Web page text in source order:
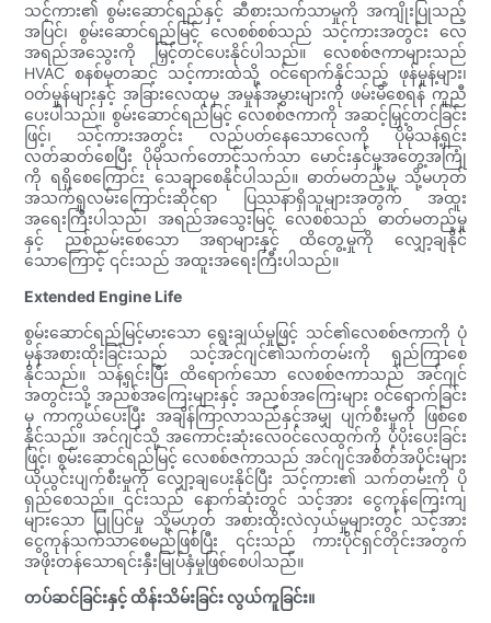
သင့်ကား၏ စွမ်းဆောင်ရည်နှင့် ဆီစားသက်သာမှုကို အကျိုးပြုသည့်
အပြင်၊ စွမ်းဆောင်ရည်မြင့် လေစစ်စစ်သည် သင့်ကားအတွင်း လေ
အရည်အသွေးကို မြှင့်တင်ပေးနိုင်ပါသည်။ လေစစ်ဇကာများသည်
HVAC စနစ်မှတဆင့် သင့်ကားထဲသို့ ဝင်ရောက်နိုင်သည့် ဖုန်မှုန့်များ၊
ဝတ်မှုန်များနှင့် အခြားလေထုမှ အမှုန်အမွှားများကို ဖမ်းမိစေရန် ကူညီ
ပေးပါသည်။ စွမ်းဆောင်ရည်မြင့် လေစစ်ဇကာကို အဆင့်မြှင့်တင်ခြင်း
ဖြင့်၊ သင့်ကားအတွင်း လည်ပတ်နေသောလေကို ပိုမိုသန့်ရှင်း
လတ်ဆတ်စေပြီး ပိုမိုသက်တောင့်သက်သာ မောင်းနှင်မှုအတွေ့အကြုံ
ကို ရရှိစေကြောင်း သေချာစေနိုင်ပါသည်။ ဓာတ်မတည့်မှု သို့မဟုတ်
အသက်ရှုလမ်းကြောင်းဆိုင်ရာ ပြဿနာရှိသူများအတွက် အထူး
အရေးကြီးပါသည်၊ အရည်အသွေးမြင့် လေစစ်သည် ဓာတ်မတည့်မှု
နှင့် ညစ်ညမ်းစေသော အရာများနှင့် ထိတွေ့မှုကို လျှော့ချနိုင်
သောကြောင့် ၎င်းသည် အထူးအရေးကြီးပါသည်။
Extended Engine Life
စွမ်းဆောင်ရည်မြင့်မားသော ရွေးချယ်မှုဖြင့် သင်၏လေစစ်ဇကာကို ပုံ
မှန်အစားထိုးခြင်းသည် သင့်အင်ဂျင်၏သက်တမ်းကို ရှည်ကြာစေ
နိုင်သည်။ သန့်ရှင်းပြီး ထိရောက်သော လေစစ်ဇကာသည် အင်ဂျင်
အတွင်းသို့ အညစ်အကြေးများနှင့် အညစ်အကြေးများ ဝင်ရောက်ခြင်း
မှ ကာကွယ်ပေးပြီး အချိန်ကြာလာသည်နှင့်အမျှ ပျက်စီးမှုကို ဖြစ်စေ
နိုင်သည်။ အင်ဂျင်သို့ အကောင်းဆုံးလေ၀င်လေထွက်ကို ပံ့ပိုးပေးခြင်း
ဖြင့်၊ စွမ်းဆောင်ရည်မြင့် လေစစ်ဇကာသည် အင်ဂျင်အစိတ်အပိုင်းများ
ယိုယွင်းပျက်စီးမှုကို လျှော့ချပေးနိုင်ပြီး သင့်ကား၏ သက်တမ်းကို ပို
ရှည်စေသည်။ ၎င်းသည် နောက်ဆုံးတွင် သင့်အား ငွေကုန်ကြေးကျ
များသော ပြုပြင်မှု သို့မဟုတ် အစားထိုးလဲလှယ်မှုများတွင် သင့်အား
ငွေကုန်သက်သာစေမည်ဖြစ်ပြီး ၎င်းသည် ကားပိုင်ရှင်တိုင်းအတွက်
အဖိုးတန်သောရင်းနှီးမြုပ်နှံမှုဖြစ်စေပါသည်။
တပ်ဆင်ခြင်းနှင့် ထိန်းသိမ်းခြင်း လွယ်ကူခြင်း။